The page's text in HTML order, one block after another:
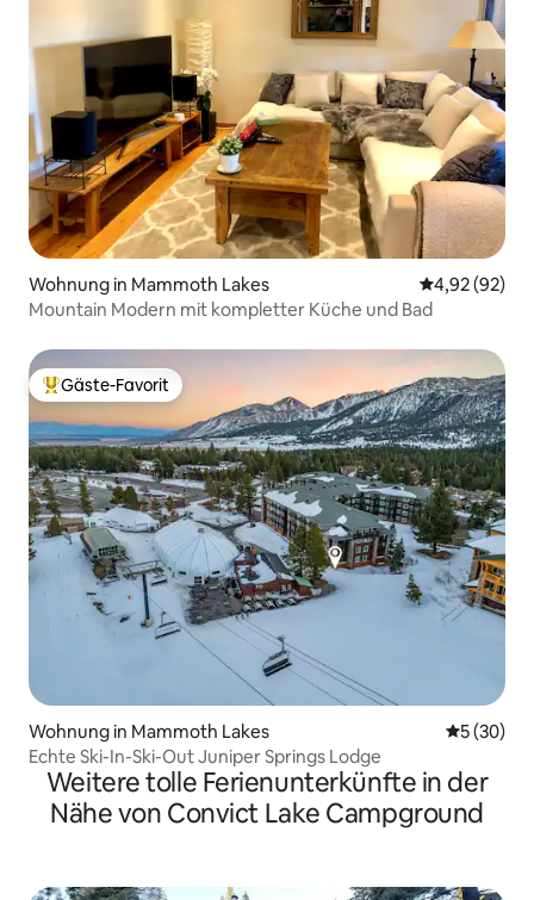
Wohnung in Mammoth Lakes
4,92 (92)
Mountain Modern mit kompletter Küche und Bad
Beliebter Gäste-Favorit.
Gäste-Favorit
Wohnung in Mammoth Lakes
5 (30)
Echte Ski-In-Ski-Out Juniper Springs Lodge
Weitere tolle Ferienunterkünfte in der
Nähe von Convict Lake Campground